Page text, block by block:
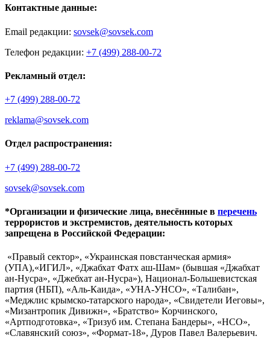
Контактные данные:
Email редакции: sovsek@sovsek.com
Телефон редакции: +7 (499) 288-00-72
Рекламный отдел:
+7 (499) 288-00-72
reklama@sovsek.com
Отдел распространения:
+7 (499) 288-00-72
sovsek@sovsek.com
*Организации и физические лица, внесённные в перечень
террористов и экстремистов, деятельность которых
запрещена в Российской Федерации:
«Правый сектор», «Украинская повстанческая армия»
(УПА),«ИГИЛ», «Джабхат Фатх аш-Шам» (бывшая «Джабхат
ан-Нусра», «Джебхат ан-Нусра»), Национал-Большевистская
партия (НБП), «Аль-Каида», «УНА-УНСО», «Талибан»,
«Меджлис крымско-татарского народа», «Свидетели Иеговы»,
«Мизантропик Дивижн», «Братство» Корчинского,
«Артподготовка», «Тризуб им. Степана Бандеры», «НСО»,
«Славянский союз», «Формат-18», Дуров Павел Валерьевич.